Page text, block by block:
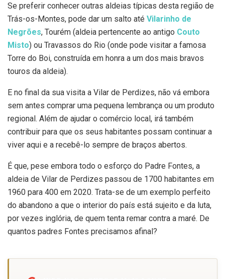
Se preferir conhecer outras aldeias típicas desta região de
Trás-os-Montes, pode dar um salto até Vilarinho de
Negrões, Tourém (aldeia pertencente ao antigo Couto
Misto) ou Travassos do Rio (onde pode visitar a famosa
Torre do Boi, construída em honra a um dos mais bravos
touros da aldeia).
E no final da sua visita a Vilar de Perdizes, não vá embora
sem antes comprar uma pequena lembrança ou um produto
regional. Além de ajudar o comércio local, irá também
contribuir para que os seus habitantes possam continuar a
viver aqui e a recebê-lo sempre de braços abertos.
É que, pese embora todo o esforço do Padre Fontes, a
aldeia de Vilar de Perdizes passou de 1700 habitantes em
1960 para 400 em 2020. Trata-se de um exemplo perfeito
do abandono a que o interior do país está sujeito e da luta,
por vezes inglória, de quem tenta remar contra a maré. De
quantos padres Fontes precisamos afinal?